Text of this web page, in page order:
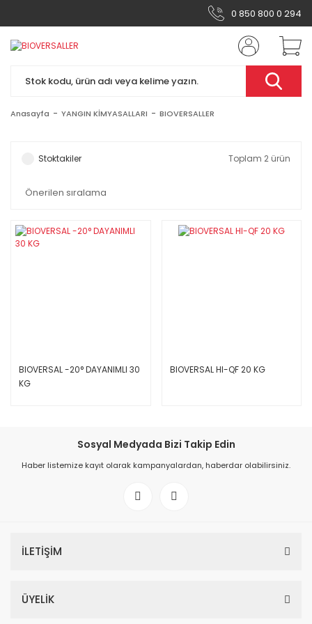
0 850 800 0 294
Anasayfa YANGIN KİMYASALLARI BIOVERSALLER
Stoktakiler Toplam 2 ürün
BIOVERSAL -20° DAYANIMLI 30
KG
BIOVERSAL HI-QF 20 KG
Sosyal Medyada Bizi Takip Edin
Haber listemize kayıt olarak kampanyalardan, haberdar olabilirsiniz.
İLETİŞİM
ÜYELİK